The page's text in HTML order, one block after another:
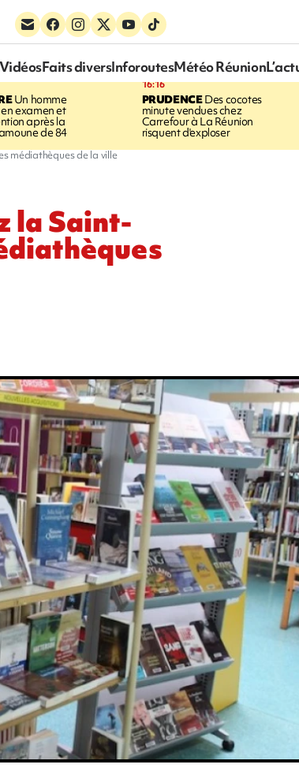
Faits diversInforoutesMétéo Réunion
Un homme
examen et
après la
de 84
16:16
PRUDENCEDes cocotes
minute vendues chez
Carrefour à La Réunion
risquent d'exploser
médiathèques de la ville
la Saint-